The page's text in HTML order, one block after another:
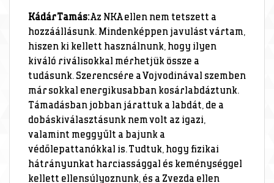
Kádár Tamás:Az NKA ellen nem tetszett a
hozzáállásunk. Mindenképpen javulást vártam,
hiszen ki kellett használnunk, hogy ilyen
kiváló riválisokkal mérhetjük össze a
tudásunk. Szerencsére a Vojvodinával szemben
már sokkal energikusabban kosárlabdáztunk.
Támadásban jobban járattuk a labdát, de a
dobáskiválasztásunk nem volt az igazi,
valamint meggyűlt a bajunk a
védőlepattanókkal is. Tudtuk, hogy fizikai
hátrányunkat harciassággal és keménységgel
kellett ellensúlyoznunk, és a Zvezda ellen